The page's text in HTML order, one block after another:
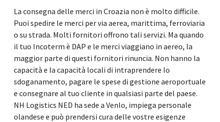
La consegna delle merci in Croazia non è molto difficile.
Puoi spedire le merci per via aerea, marittima, ferroviaria
o su strada. Molti fornitori offrono tali servizi. Ma quando
il tuo Incoterm è DAP e le merci viaggiano in aereo, la
maggior parte di questi fornitori rinuncia. Non hanno la
capacità e la capacità locali di intraprendere lo
sdoganamento, pagare le spese di gestione aeroportuale
e consegnare al tuo cliente in qualsiasi parte del paese.
NH Logistics NED ha sede a Venlo, impiega personale
olandese e può prendersi cura delle vostre esigenze